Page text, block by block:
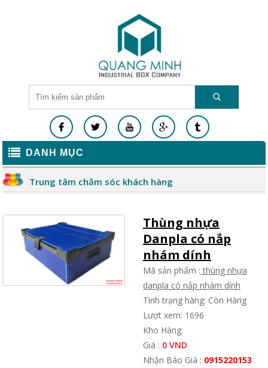
DANH MỤC
Trung tâm chăm sóc khách hàng
Thùng nhựa
Danpla có nắp
nhám dính
Mã sản phẩm : thùng nhựa
danpla có nắp nhám dính
Tình trạng hàng: Còn Hàng
Lượt xem: 1696
Kho Hàng:
Giá : 0 VND
Nhận Báo Giá : 0915220153